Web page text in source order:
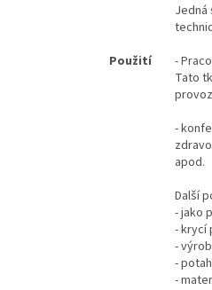
Použití
-
Tato
-
apod.
Další
- jako
- krycí
-
-
-